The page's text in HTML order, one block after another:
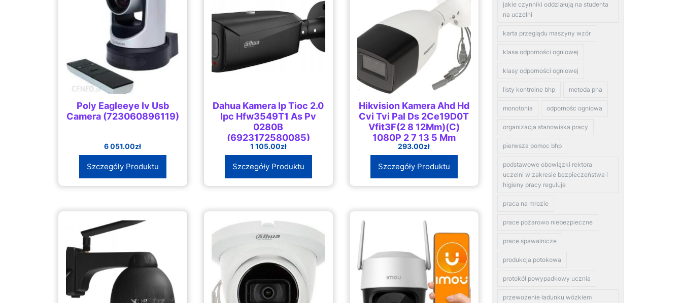
Poly Eagleeye Iv Usb
Camera (723060896119)
6 051.00zł
Szczegóły Produktu
Dahua Kamera Ip Tioc 2.0
Ipc Hfw3549T1 As Pv
0280B
(6923172580085)
1 105.00zł
Szczegóły Produktu
Hikvision Kamera Ahd Hd
Cvi Tvi Pal Ds 2Ce19D0T
Vfit3F(2 8 12Mm)(C)
1080P 2 7 13 5 Mm
(DS2CE19D0TVFIT3F2)
293.00zł
Szczegóły Produktu
jakie czynniki oddziałują na studenta
na uczelni
karta przeglądu maszyny wzór
klasa odporności ogniowej
klasy odporności ogniowej
listy kontrolne bhp metoda pha
monotonia odpornośc ogniowa
organizacja stanowiska pracy
pierwsza pomoc bhp
podstawowe obowiązki rektora
uczelni w zakresie bezpieczeństwa i
higieny pracy reguluje
praca na mrozie
prace pożarowo niebezpieczne
prace spawalnicze
produkcja potokowa
protokół powypadkowy ucznia
przewożenie ładunku wózkiem